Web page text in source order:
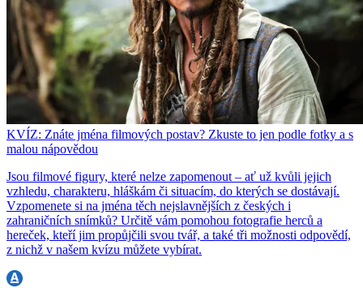
KVÍZ: Znáte jména filmových postav? Zkuste to jen podle fotky a s
malou nápovědou
Jsou filmové figury, které nelze zapomenout – ať už kvůli jejich
vzhledu, charakteru, hláškám či situacím, do kterých se dostávají.
Vzpomenete si na jména těch nejslavnějších z českých i
zahraničních snímků? Určitě vám pomohou fotografie herců a
hereček, kteří jim propůjčili svou tvář, a také tři možnosti odpovědí,
z nichž v našem kvízu můžete vybírat.